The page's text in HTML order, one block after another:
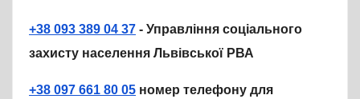
+38 093 389 04 37 - Управління соціального
захисту населення Львівської РВА
+38 097 661 80 05 номер телефону для